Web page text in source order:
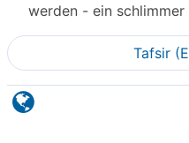
werden - ein schlimmer
Tafsir